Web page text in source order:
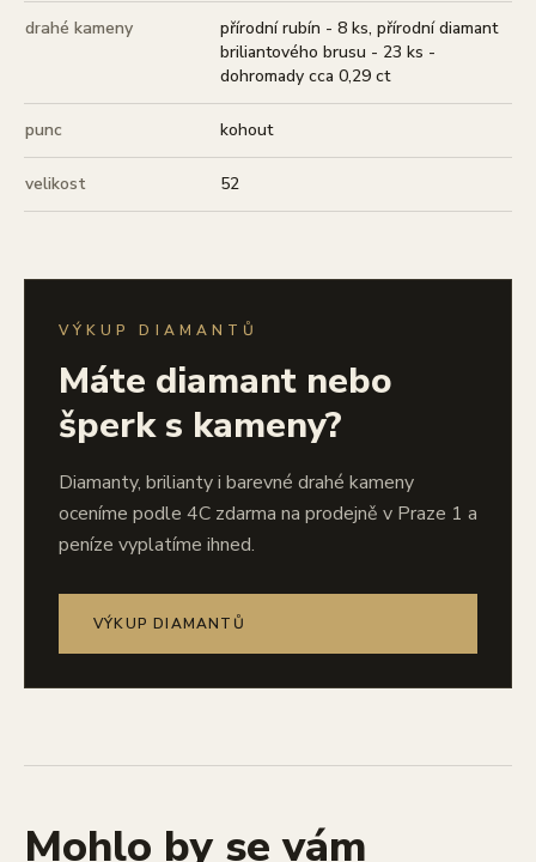
drahé kameny
přírodní rubín - 8 ks, přírodní diamant
briliantového brusu - 23 ks -
dohromady cca 0,29 ct
punc kohout
velikost 52
VÝKUP DIAMANTŮ
Máte diamant nebo
šperk s kameny?
Diamanty, brilianty i barevné drahé kameny
oceníme podle 4C zdarma na prodejně v Praze 1 a
peníze vyplatíme ihned.
VÝKUP DIAMANTŮ
Mohlo by se vám